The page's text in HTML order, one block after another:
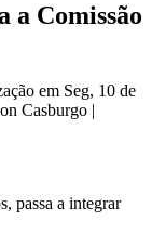
a Comissão
em Seg, 10 de
Casburgo |
passa a integrar